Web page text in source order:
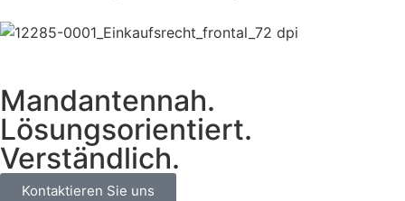
Mandantennah.
Lösungsorientiert.
Verständlich.
Kontaktieren Sie uns